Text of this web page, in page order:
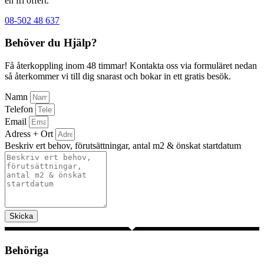
08-502 48 637
Behöver du Hjälp?
Få återkoppling inom 48 timmar! Kontakta oss via formuläret nedan
så återkommer vi till dig snarast och bokar in ett gratis besök.
Namn
Telefon
Email
Adress + Ort
Beskriv ert behov, förutsättningar, antal m2 & önskat startdatum
Skicka
Behöriga